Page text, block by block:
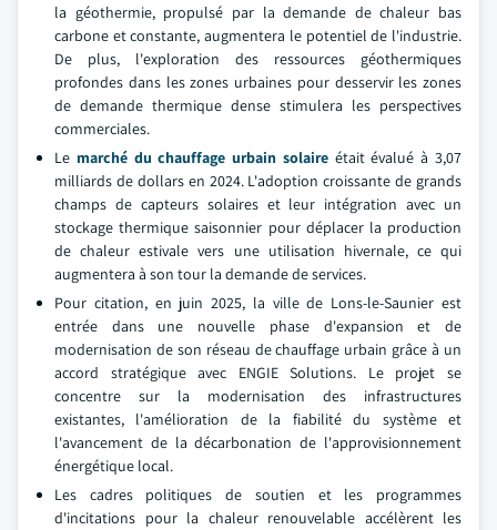
la géothermie, propulsé par la demande de chaleur bas
carbone et constante, augmentera le potentiel de l'industrie.
De plus, l'exploration des ressources géothermiques
profondes dans les zones urbaines pour desservir les zones
de demande thermique dense stimulera les perspectives
commerciales.
Le marché du chauffage urbain solaireétait évalué à 3,07
milliards de dollars en 2024. L'adoption croissante de grands
champs de capteurs solaires et leur intégration avec un
stockage thermique saisonnier pour déplacer la production
de chaleur estivale vers une utilisation hivernale, ce qui
augmentera à son tour la demande de services.
Pour citation, en juin 2025, la ville de Lons-le-Saunier est
entrée dans une nouvelle phase d'expansion et de
modernisation de son réseau de chauffage urbain grâce à un
accord stratégique avec ENGIE Solutions. Le projet se
concentre sur la modernisation des infrastructures
existantes, l'amélioration de la fiabilité du système et
l'avancement de la décarbonation de l'approvisionnement
énergétique local.
Les cadres politiques de soutien et les programmes
d'incitations pour la chaleur renouvelable accélèrent les